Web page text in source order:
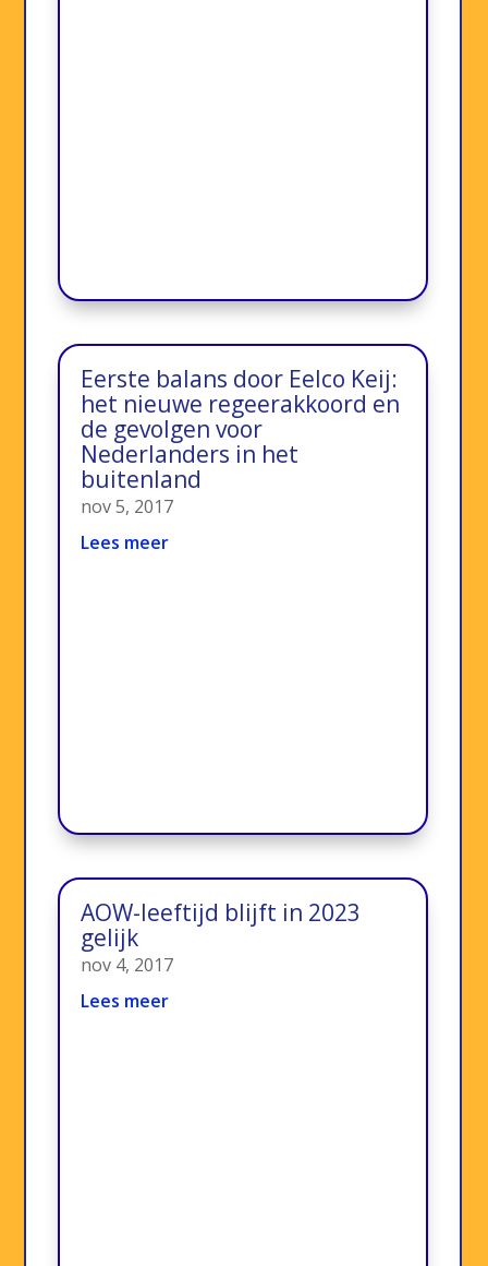
Eerste balans door Eelco Keij:
het nieuwe regeerakkoord en
de gevolgen voor
Nederlanders in het
buitenland
nov 5, 2017
Lees meer
AOW-leeftijd blijft in 2023
gelijk
nov 4, 2017
Lees meer